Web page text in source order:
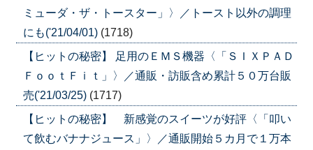
ミューダ・ザ・トースター」〉／トースト以外の調理
にも('21/04/01) (1718)
【ヒットの秘密】 足用のＥＭＳ機器〈「ＳＩＸＰＡＤ
ＦｏｏｔＦｉｔ」〉／通販・訪販含め累計５０万台販
売('21/03/25) (1717)
【ヒットの秘密】 新感覚のスイーツが好評〈「叩い
て飲むバナナジュース」〉／通販開始５カ月で１万本